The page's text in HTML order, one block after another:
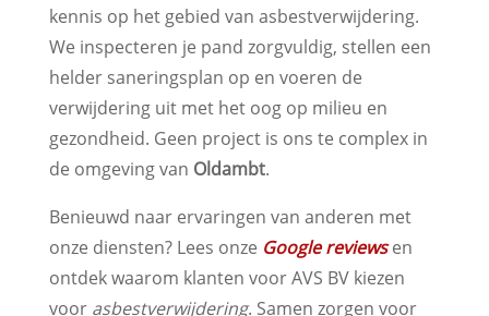
kennis op het gebied van asbestverwijdering.
We inspecteren je pand zorgvuldig, stellen een
helder saneringsplan op en voeren de
verwijdering uit met het oog op milieu en
gezondheid. Geen project is ons te complex in
de omgeving van Oldambt.
Benieuwd naar ervaringen van anderen met
onze diensten? Lees onze Google reviewsen
ontdek waarom klanten voor AVS BV kiezen
voor asbestverwijdering. Samen zorgen voor